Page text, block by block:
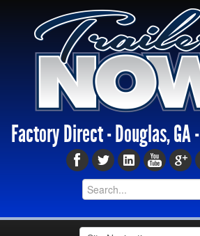
Factory Direct - Douglas, GA -